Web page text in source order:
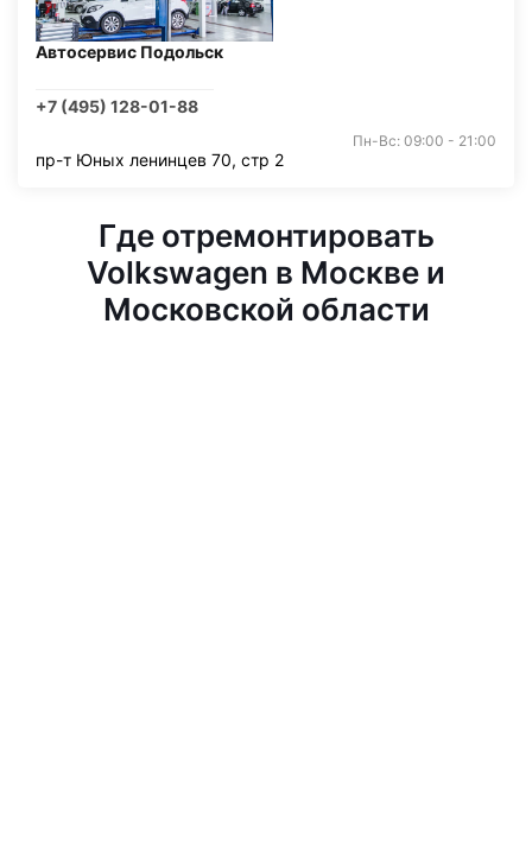
Автосервис Подольск
+7 (495) 128-01-88
Пн-Вс: 09:00 - 21:00
пр-т Юных ленинцев 70, стр 2
Где отремонтировать
Volkswagen в Москве и
Московской области